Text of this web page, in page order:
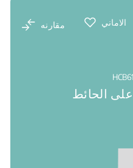
الاماني مقارنه
الحائط